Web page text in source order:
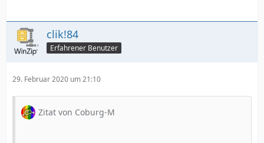
clik!84
Erfahrener Benutzer
29. Februar 2020 um 21:10
Zitat von Coburg-M